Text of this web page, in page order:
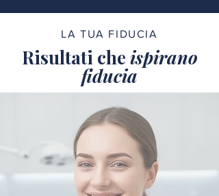
LA TUA FIDUCIA
Risultati che ispirano
fiducia